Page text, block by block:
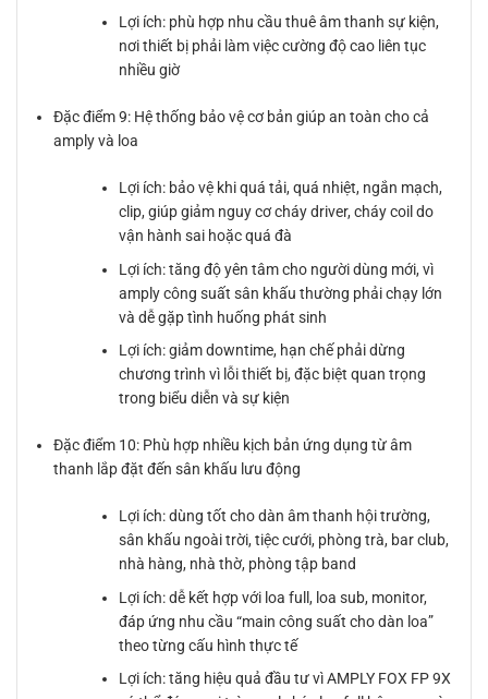
Lợi ích: phù hợp nhu cầu thuê âm thanh sự kiện,
nơi thiết bị phải làm việc cường độ cao liên tục
nhiều giờ
Đặc điểm 9: Hệ thống bảo vệ cơ bản giúp an toàn cho cả
amply và loa
Lợi ích: bảo vệ khi quá tải, quá nhiệt, ngắn mạch,
clip, giúp giảm nguy cơ cháy driver, cháy coil do
vận hành sai hoặc quá đà
Lợi ích: tăng độ yên tâm cho người dùng mới, vì
amply công suất sân khấu thường phải chạy lớn
và dễ gặp tình huống phát sinh
Lợi ích: giảm downtime, hạn chế phải dừng
chương trình vì lỗi thiết bị, đặc biệt quan trọng
trong biểu diễn và sự kiện
Đặc điểm 10: Phù hợp nhiều kịch bản ứng dụng từ âm
thanh lắp đặt đến sân khấu lưu động
Lợi ích: dùng tốt cho dàn âm thanh hội trường,
sân khấu ngoài trời, tiệc cưới, phòng trà, bar club,
nhà hàng, nhà thờ, phòng tập band
Lợi ích: dễ kết hợp với loa full, loa sub, monitor,
đáp ứng nhu cầu “main công suất cho dàn loa”
theo từng cấu hình thực tế
Lợi ích: tăng hiệu quả đầu tư vì AMPLY FOX FP 9X